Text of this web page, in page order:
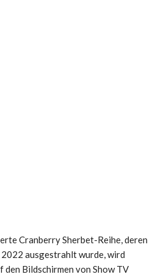
Cranberry Sherbet-Reihe, deren
ausgestrahlt wurde, wird
Bildschirmen von Show TV